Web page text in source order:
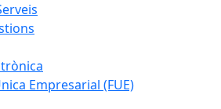
Empresarial (FUE)